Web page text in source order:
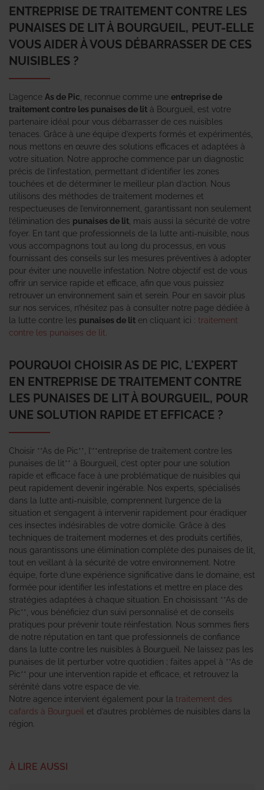
ENTREPRISE DE TRAITEMENT CONTRE LES
PUNAISES DE LIT À BOURGUEIL, PEUT-ELLE
VOUS AIDER À VOUS DÉBARRASSER DE CES
NUISIBLES ?
L’agence As de Pic , reconnue comme une entreprise de
traitement contre les punaises de lit à Bourgueil, est votre
partenaire idéal pour vous débarrasser de ces nuisibles
tenaces. Grâce à une équipe d’experts formés et expérimentés,
nous mettons en œuvre des solutions efficaces et adaptées à
votre situation. Notre approche commence par un diagnostic
précis de l’infestation, permettant d’identifier les zones
touchées et de déterminer le meilleur plan d’action. Nous
utilisons des méthodes de traitement modernes et
respectueuses de l’environnement, garantissant non seulement
l’élimination des punaises de lit , mais aussi la sécurité de votre
foyer. En tant que professionnels de la lutte anti-nuisible, nous
vous accompagnons tout au long du processus, en vous
fournissant des conseils sur les mesures préventives à adopter
pour éviter une nouvelle infestation. Notre objectif est de vous
offrir un service rapide et efficace, afin que vous puissiez
retrouver un environnement sain et serein. Pour en savoir plus
sur nos services, n’hésitez pas à consulter notre page dédiée à
la lutte contre les punaises de lit en cliquant ici : traitement
contre les punaises de lit
POURQUOI CHOISIR AS DE PIC, L'EXPERT
EN ENTREPRISE DE TRAITEMENT CONTRE
LES PUNAISES DE LIT À BOURGUEIL, POUR
UNE SOLUTION RAPIDE ET EFFICACE ?
Choisir **As de Pic**, l’**entreprise de traitement contre les
punaises de lit** à Bourgueil, c’est opter pour une solution
rapide et efficace face à une problématique de nuisibles qui
peut rapidement devenir ingérable. Nos experts, spécialisés
dans la lutte anti-nuisible, comprennent l’urgence de la
situation et s’engagent à intervenir rapidement pour éradiquer
ces insectes indésirables de votre domicile. Grâce à des
techniques de traitement modernes et des produits certifiés,
nous garantissons une élimination complète des punaises de lit,
tout en veillant à la sécurité de votre environnement. Notre
équipe, forte d’une expérience significative dans le domaine, est
formée pour identifier les infestations et mettre en place des
stratégies adaptées à chaque situation. En choisissant **As de
Pic**, vous bénéficiez d’un suivi personnalisé et de conseils
pratiques pour prévenir toute réinfestation. Nous sommes fiers
de notre réputation en tant que professionnels de confiance
dans la lutte contre les nuisibles à Bourgueil. Ne laissez pas les
punaises de lit perturber votre quotidien ; faites appel à **As de
Pic** pour une intervention rapide et efficace, et retrouvez la
sérénité dans votre espace de vie.
Notre agence intervient également pour la traitement des
cafards à Bourgueil
et d’autres problèmes de nuisibles dans la
région.
À LIRE AUSSI